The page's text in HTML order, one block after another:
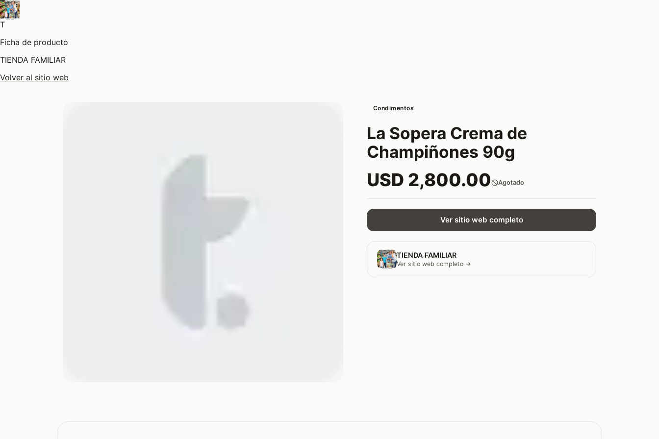
T
Ficha de producto
TIENDA FAMILIAR
Volver al sitio web
Condimentos
La Sopera Crema de
Champiñones 90g
USD 2,800.00 Agotado
Ver sitio web completo
TIENDA FAMILIAR
Ver sitio web completo →